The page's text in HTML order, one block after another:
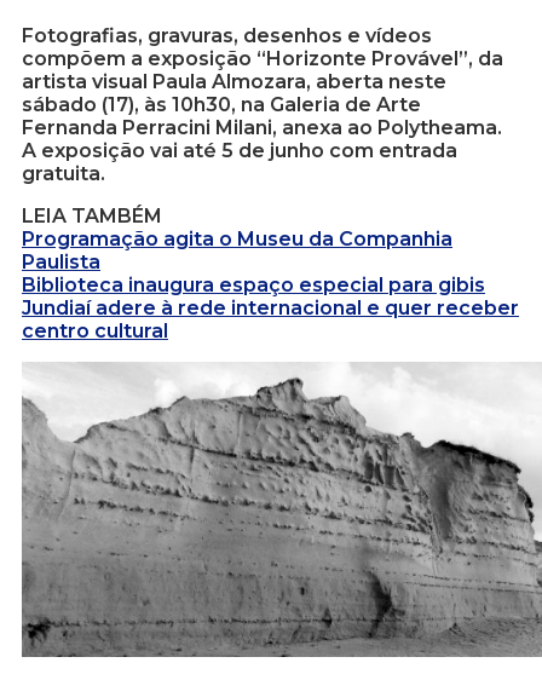
Fotografias, gravuras, desenhos e vídeos
compõem a exposição “Horizonte Provável”, da
artista visual Paula Almozara, aberta neste
sábado (17), às 10h30, na Galeria de Arte
Fernanda Perracini Milani, anexa ao Polytheama.
A exposição vai até 5 de junho com entrada
gratuita.
LEIA TAMBÉM
Programação agita o Museu da Companhia
Paulista
Biblioteca inaugura espaço especial para gibis
Jundiaí adere à rede internacional e quer receber
centro cultural